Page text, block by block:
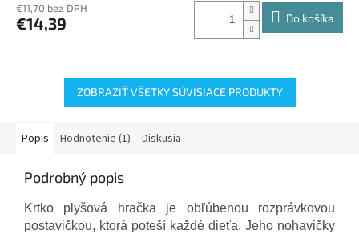
€11,70 bez DPH
€14,39 Do košíka
ZOBRAZIŤ VŠETKY SÚVISIACE PRODUKTY
Popis Hodnotenie (1) Diskusia
Podrobný popis
Krtko plyšová hračka je obľúbenou rozprávkovou
postavičkou, ktorá poteší každé dieťa. Jeho nohavičky